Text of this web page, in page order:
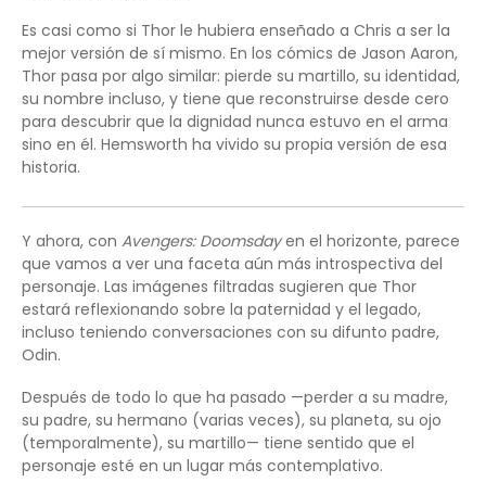
Es casi como si Thor le hubiera enseñado a Chris a ser la
mejor versión de sí mismo. En los cómics de Jason Aaron,
Thor pasa por algo similar: pierde su martillo, su identidad,
su nombre incluso, y tiene que reconstruirse desde cero
para descubrir que la dignidad nunca estuvo en el arma
sino en él. Hemsworth ha vivido su propia versión de esa
historia.
Y ahora, con Avengers: Doomsdayen el horizonte, parece
que vamos a ver una faceta aún más introspectiva del
personaje. Las imágenes filtradas sugieren que Thor
estará reflexionando sobre la paternidad y el legado,
incluso teniendo conversaciones con su difunto padre,
Odin.
Después de todo lo que ha pasado —perder a su madre,
su padre, su hermano (varias veces), su planeta, su ojo
(temporalmente), su martillo— tiene sentido que el
personaje esté en un lugar más contemplativo.